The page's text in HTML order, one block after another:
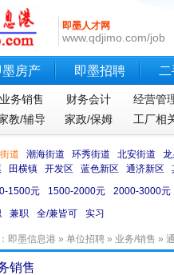
即墨人才网
www.qdjimo.com/job
墨房产 即墨招聘
业务销售 财务会计 经营管
教/辅导 家政/保姆 工厂相
道 潮海街道 环秀街道 北安街道 龙
田横镇 开发区 蓝色新区 通济新区
1500元 1500-2000元 2000-3000元
兼职 全/兼皆可 实习
即墨信息港 » 单位招聘 » 业务/销售 »
销售